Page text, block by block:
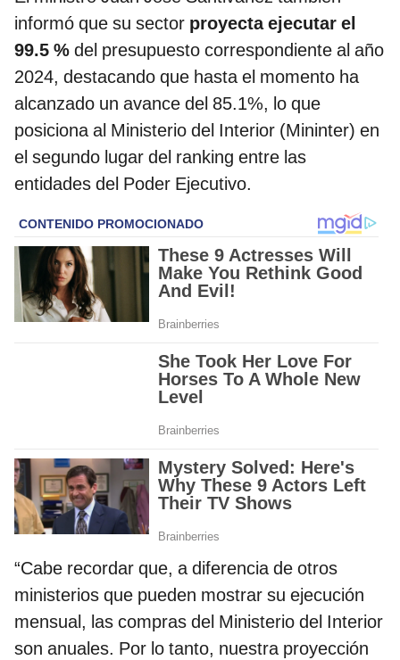
informó que su sector proyecta ejecutar el
99.5 % del presupuesto correspondiente al año
2024, destacando que hasta el momento ha
alcanzado un avance del 85.1%, lo que
posiciona al Ministerio del Interior (Mininter) en
el segundo lugar del ranking entre las
entidades del Poder Ejecutivo.
“Cabe recordar que, a diferencia de otros
ministerios que pueden mostrar su ejecución
mensual, las compras del Ministerio del Interior
son anuales. Por lo tanto, nuestra proyección